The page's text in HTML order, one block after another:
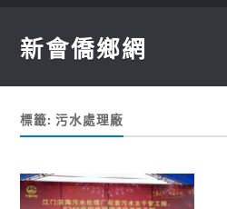
新會僑鄉網
標籤:污水處理廠